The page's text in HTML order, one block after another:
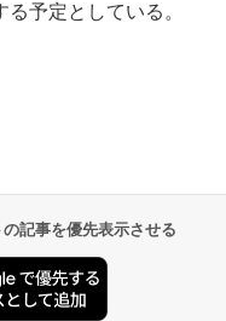
予定としている。
記事を優先表示させる